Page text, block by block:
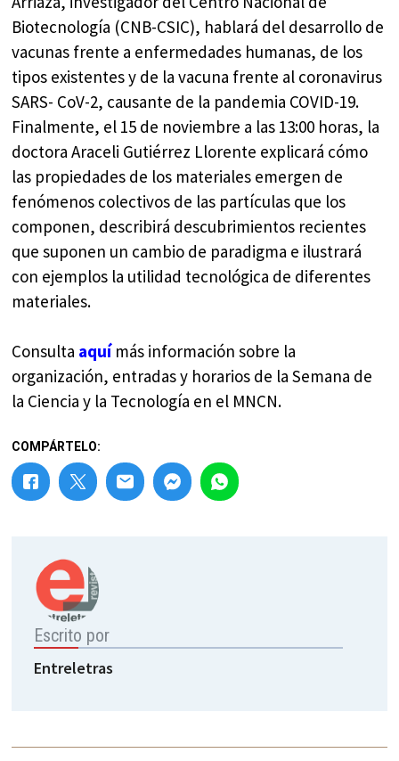
Biotecnología (CNB-CSIC), hablará del desarrollo de
vacunas frente a enfermedades humanas, de los
tipos existentes y de la vacuna frente al coronavirus
SARS- CoV-2, causante de la pandemia COVID-19.
Finalmente, el 15 de noviembre a las 13:00 horas, la
doctora Araceli Gutiérrez Llorente explicará cómo
las propiedades de los materiales emergen de
fenómenos colectivos de las partículas que los
componen, describirá descubrimientos recientes
que suponen un cambio de paradigma e ilustrará
con ejemplos la utilidad tecnológica de diferentes
materiales.
Consulta aquí más información sobre la
organización, entradas y horarios de la Semana de
la Ciencia y la Tecnología en el MNCN.
COMPÁRTELO:
Escrito por
Entreletras